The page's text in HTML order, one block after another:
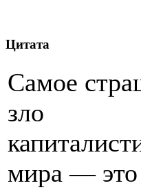
Цитата
Самое
зло
мира — это